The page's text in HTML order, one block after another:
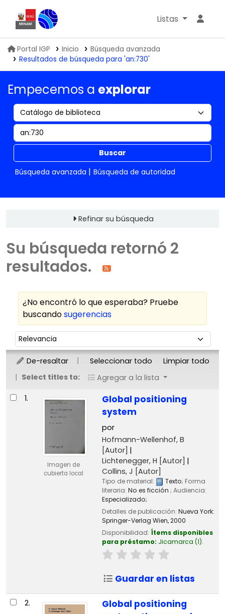
Biblioteca IGP
Listas
Portal IGP Inicio
Búsqueda avanzada
Resultados de búsqueda para 'an:730'
Empecemos a explorar
Buscar
Búsqueda avanzada
Búsqueda de autoridad
Refinar su búsqueda
Su búsqueda retornó 2
resultados.
¿No encontró lo que esperaba? Pruebe
buscandosugerencias
Ordenar
Ordenar por:
De-resaltar Seleccionar todo
Limpiar todo
Select titles to:
Agregar a la lista
Resultados
1.
Imagen de
cubierta local
Global positioning
system
por
Hofmann-Wellenhof, B
[Autor]
Lichtenegger, H [Autor]
Collins, J [Autor]
Tipo de material: Texto; Forma
literaria: No es ficción ; Audiencia:
Especializado;
Detalles de publicación: Nueva York:
Springer-Verlag Wien,2000
Disponibilidad: Ítems disponibles
para préstamo: Jicamarca (1).
Guardar en listas
2.
Global positioning